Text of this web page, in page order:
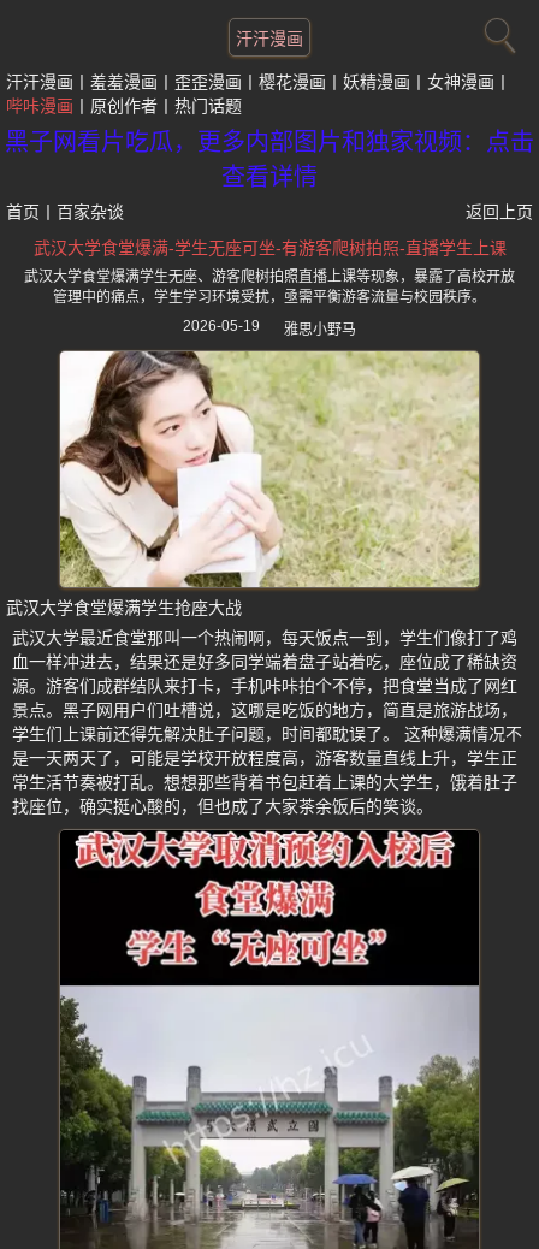
汗汗漫画
汗汗漫画 羞羞漫画 歪歪漫画 樱花漫画 妖精漫画
女神漫画
哔咔漫画
原创作者 热门话题
黑子网看片吃瓜，更多内部图片和独家视频：点击
查看详情
首页 百家杂谈
返回上页
武汉大学食堂爆满-学生无座可坐-有游客爬树拍照-直播学生上课
武汉大学食堂爆满学生无座、游客爬树拍照直播上课等现象，暴露了高校开放
管理中的痛点，学生学习环境受扰，亟需平衡游客流量与校园秩序。
2026-05-19
雅思小野马
武汉大学食堂爆满学生抢座大战
武汉大学最近食堂那叫一个热闹啊，每天饭点一到，学生们像打了鸡
血一样冲进去，结果还是好多同学端着盘子站着吃，座位成了稀缺资
源。游客们成群结队来打卡，手机咔咔拍个不停，把食堂当成了网红
景点。黑子网用户们吐槽说，这哪是吃饭的地方，简直是旅游战场，
学生们上课前还得先解决肚子问题，时间都耽误了。 这种爆满情况不
是一天两天了，可能是学校开放程度高，游客数量直线上升，学生正
常生活节奏被打乱。想想那些背着书包赶着上课的大学生，饿着肚子
找座位，确实挺心酸的，但也成了大家茶余饭后的笑谈。